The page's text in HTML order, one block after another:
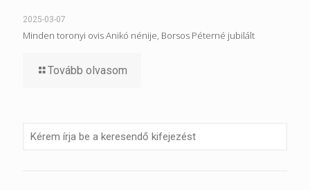
2025-03-07
Minden toronyi ovis Anikó nénije, Borsos Péterné jubilált
Tovább olvasom